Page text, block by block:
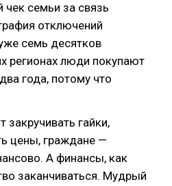
чек семьи за связь
отключений
семь десятков
регионах люди покупают
года, потому что
закручивать гайки,
цены, граждане —
А финансы, как
заканчиваться. Мудрый